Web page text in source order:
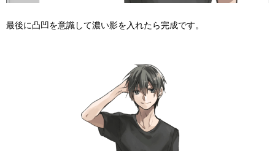
最後に凸凹を意識して濃い影を入れたら完成です。